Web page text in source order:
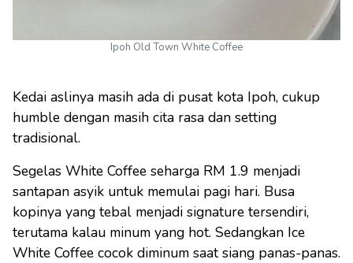
Ipoh Old Town White Coffee
Kedai aslinya masih ada di pusat kota Ipoh, cukup
humble dengan masih cita rasa dan setting
tradisional.
Segelas White Coffee seharga RM 1.9 menjadi
santapan asyik untuk memulai pagi hari. Busa
kopinya yang tebal menjadi signature tersendiri,
terutama kalau minum yang hot. Sedangkan Ice
White Coffee cocok diminum saat siang panas-panas.